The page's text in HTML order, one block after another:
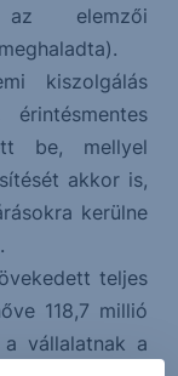
az elemzői
kiszolgálás
be, mellyel
akkor is,
kerülne
teljes
118,7 millió
vállalatnak a